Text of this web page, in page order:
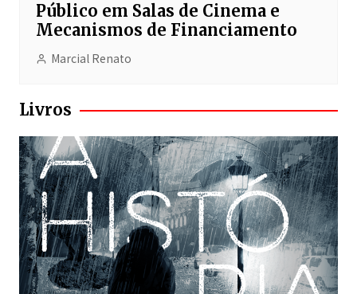
Público em Salas de Cinema e
Mecanismos de Financiamento
Marcial Renato
Livros